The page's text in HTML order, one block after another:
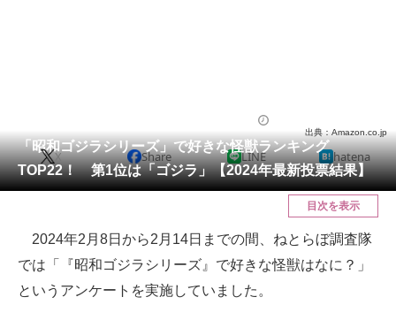
会員記事
メディア
ITの今と未来を見通す
スマホと通信の最新トレンド
「昭和ゴジラシリーズ」で好きな怪獣ランキング
TOP22！ 第1位は「ゴジラ」【2024年最新投票結果】
出典：Amazon.co.jp
X Share LINE hatena
目次を表示
2024年2月8日から2月14日までの間、ねとらぼ調査隊
では「『昭和ゴジラシリーズ』で好きな怪獣はなに？」
というアンケートを実施していました。